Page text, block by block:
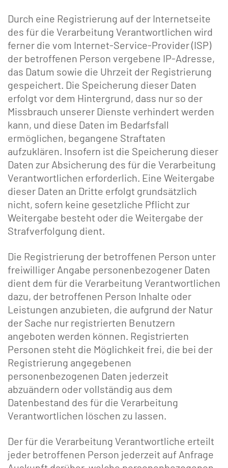
Durch eine Registrierung auf der Internetseite
des für die Verarbeitung Verantwortlichen wird
ferner die vom Internet-Service-Provider (ISP)
der betroffenen Person vergebene IP-Adresse,
das Datum sowie die Uhrzeit der Registrierung
gespeichert. Die Speicherung dieser Daten
erfolgt vor dem Hintergrund, dass nur so der
Missbrauch unserer Dienste verhindert werden
kann, und diese Daten im Bedarfsfall
ermöglichen, begangene Straftaten
aufzuklären. Insofern ist die Speicherung dieser
Daten zur Absicherung des für die Verarbeitung
Verantwortlichen erforderlich. Eine Weitergabe
dieser Daten an Dritte erfolgt grundsätzlich
nicht, sofern keine gesetzliche Pflicht zur
Weitergabe besteht oder die Weitergabe der
Strafverfolgung dient.
Die Registrierung der betroffenen Person unter
freiwilliger Angabe personenbezogener Daten
dient dem für die Verarbeitung Verantwortlichen
dazu, der betroffenen Person Inhalte oder
Leistungen anzubieten, die aufgrund der Natur
der Sache nur registrierten Benutzern
angeboten werden können. Registrierten
Personen steht die Möglichkeit frei, die bei der
Registrierung angegebenen
personenbezogenen Daten jederzeit
abzuändern oder vollständig aus dem
Datenbestand des für die Verarbeitung
Verantwortlichen löschen zu lassen.
Der für die Verarbeitung Verantwortliche erteilt
jeder betroffenen Person jederzeit auf Anfrage